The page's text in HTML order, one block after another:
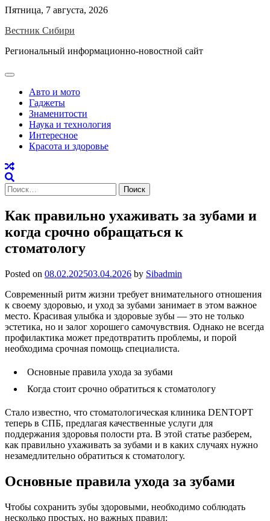
Skip
content
Пятница, 7 августа, 2026
Вестник Сибири
Региональный информационно-новостной сайт
Авто и мото
Гаджеты
Знаменитости
Наука и технология
Интересное
Красота и здоровье
Найти:
Как правильно ухаживать за зубами и
когда срочно обращаться к
стоматологу
Posted on 08.02.202503.04.2026 by Sibadmin
Современный ритм жизни требует внимательного отношения
к своему здоровью, и уход за зубами занимает в этом важное
место. Красивая улыбка и здоровые зубы — это не только
эстетика, но и залог хорошего самочувствия. Однако не всегда
профилактика может предотвратить проблемы, и порой
необходима срочная помощь специалиста.
Основные правила ухода за зубами
Когда стоит срочно обратиться к стоматологу
Стало известно, что стоматологическая клиника DENTOPT
теперь в СПБ, предлагая качественные услуги для
поддержания здоровья полости рта. В этой статье разберем,
как правильно ухаживать за зубами и в каких случаях нужно
незамедлительно обратиться к стоматологу.
Основные правила ухода за зубами
Чтобы сохранить зубы здоровыми, необходимо соблюдать
несколько простых, но важных правил: